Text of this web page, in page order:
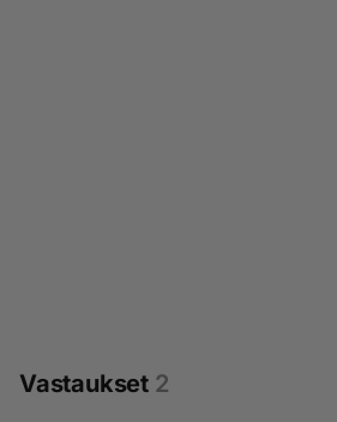
Vastaukset 2